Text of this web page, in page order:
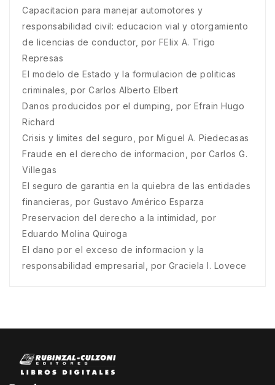
Capacitacion para manejar automotores y
responsabilidad civil: educacion vial y otorgamiento
de licencias de conductor, por FElix A. Trigo
Represas
El modelo de Estado y la formulacion de politicas
criminales, por Carlos Alberto Elbert
Danos producidos por el dumping, por Efrain Hugo
Richard
Crisis y limites del seguro, por Miguel A. Piedecasas
Fraude en el derecho de informacion, por Carlos G.
Villegas
El seguro de garantia en la quiebra de las entidades
financieras, por Gustavo Américo Esparza
Preservacion del derecho a la intimidad, por
Eduardo Molina Quiroga
El dano por el exceso de informacion y la
responsabilidad empresarial, por Graciela I. Lovece